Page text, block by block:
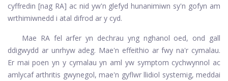
cyffredin [nag RA] ac nid yw'n glefyd hunanimiwn sy'n gofyn am
wrthimiwnedd i atal difrod ar y cyd.
Mae RA fel arfer yn dechrau yng nghanol oed, ond gall
ddigwydd ar unrhyw adeg. Mae'n effeithio ar fwy na'r cymalau.
Er mai poen yn y cymalau yn aml yw symptom cychwynnol ac
amlycaf arthritis gwynegol, mae'n gyflwr llidiol systemig, meddai